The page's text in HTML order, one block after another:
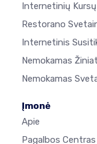
Internetinių
Restorano
Internetinis
Nemokamas
Nemokamas
Įmonė
Apie
Pagalbos Centras